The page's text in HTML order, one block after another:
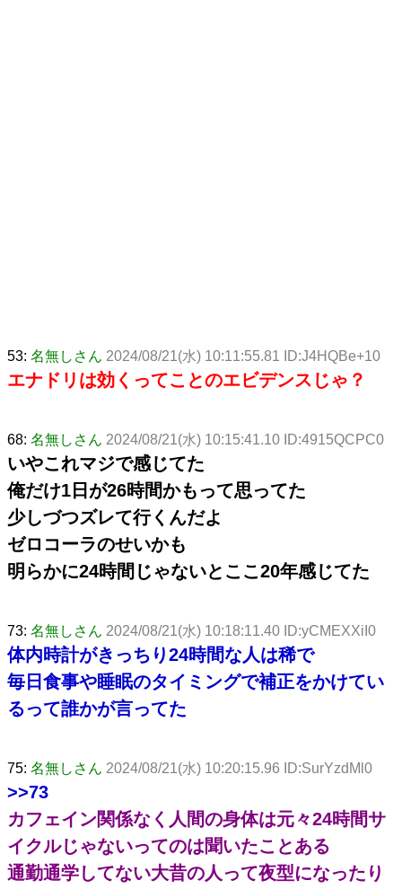
53: 名無しさん 2024/08/21(水) 10:11:55.81 ID:J4HQBe+10
エナドリは効くってことのエビデンスじゃ？
68: 名無しさん 2024/08/21(水) 10:15:41.10 ID:4915QCPC0
いやこれマジで感じてた
俺だけ1日が26時間かもって思ってた
少しづつズレて行くんだよ
ゼロコーラのせいかも
明らかに24時間じゃないとここ20年感じてた
73: 名無しさん 2024/08/21(水) 10:18:11.40 ID:yCMEXXiI0
体内時計がきっちり24時間な人は稀で
毎日食事や睡眠のタイミングで補正をかけてい
るって誰かが言ってた
75: 名無しさん 2024/08/21(水) 10:20:15.96 ID:SurYzdMl0
>>73
カフェイン関係なく人間の身体は元々24時間サ
イクルじゃないってのは聞いたことある
通勤通学してない大昔の人って夜型になったり